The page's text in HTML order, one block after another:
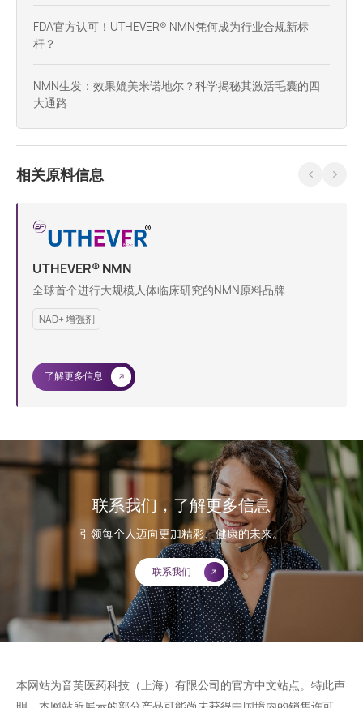
FDA官方认可！UTHEVER® NMN凭何成为行业合规新标
杆？
NMN生发：效果媲美米诺地尔？科学揭秘其激活毛囊的四
大通路
相关原料信息
UTHEVER® NMN
全球首个进行大规模人体临床研究的NMN原料品牌
NAD+ 增强剂
了解更多信息
联系我们，了解更多信息
引领每个人迈向更加精彩、健康的未来。
联系我们
本网站为音芙医药科技（上海）有限公司的官方中文站点。特此声